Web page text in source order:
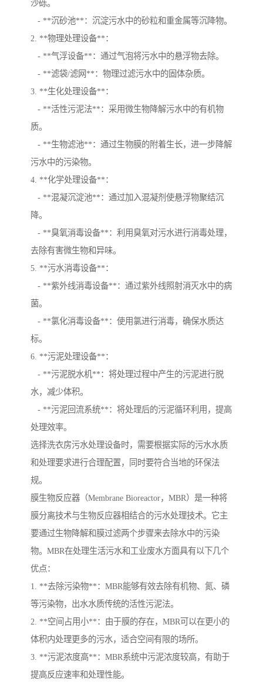
沙砾。
- **沉砂池**：沉淀污水中的砂粒和重金属等沉降物。
2. **物理处理设备**：
- **气浮设备**：通过气泡将污水中的悬浮物去除。
- **滤袋/滤网**：物理过滤污水中的固体杂质。
3. **生化处理设备**：
- **活性污泥法**：采用微生物降解污水中的有机物
质。
- **生物滤池**：通过生物膜的附着生长，进一步降解
污水中的污染物。
4. **化学处理设备**：
- **混凝沉淀池**：通过加入混凝剂使悬浮物聚结沉
降。
- **臭氧消毒设备**：利用臭氧对污水进行消毒处理，
去除有害微生物和异味。
5. **污水消毒设备**：
- **紫外线消毒设备**：通过紫外线照射消灭水中的病
菌。
- **氯化消毒设备**：使用氯进行消毒，确保水质达
标。
6. **污泥处理设备**：
- **污泥脱水机**：将处理过程中产生的污泥进行脱
水，减少体积。
- **污泥回流系统**：将处理后的污泥循环利用，提高
处理效率。
选择洗衣房污水处理设备时，需要根据实际的污水水质
和处理要求进行合理配置，同时要符合当地的环保法
规。
膜生物反应器（Membrane Bioreactor，MBR）是一种将
膜分离技术与生物反应器相结合的污水处理技术。它主
要通过生物降解和膜过滤两个步骤来去除水中的污染
物。MBR在处理生活污水和工业废水方面具有以下几个
优点：
1. **去除污染物**：MBR能够有效去除有机物、氮、磷
等污染物，出水水质传统的活性污泥法。
2. **空间占用小**：由于膜的存在，MBR可以在更小的
体积内处理更多的污水，适合空间有限的场所。
3. **污泥浓度高**：MBR系统中污泥浓度较高，有助于
提高反应速率和处理性能。